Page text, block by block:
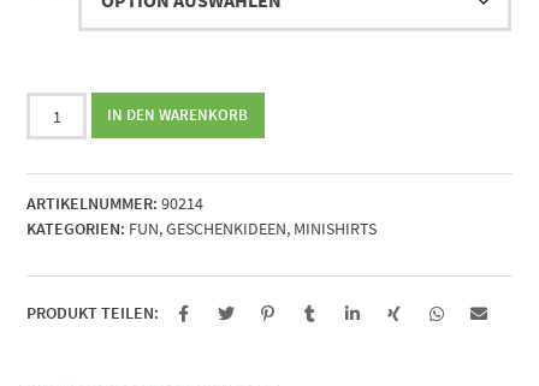
Nastrovje
Menge
IN DEN WARENKORB
ARTIKELNUMMER: 90214
KATEGORIEN: FUN,GESCHENKIDEEN, MINISHIRTS
PRODUKT TEILEN: